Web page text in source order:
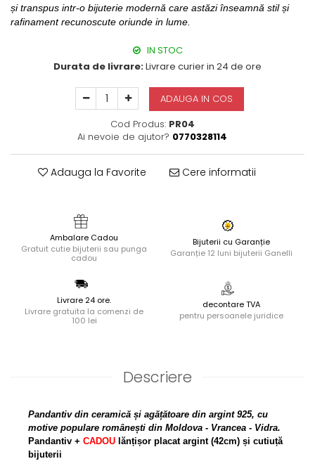
și transpus intr-o bijuterie modernă care astăzi înseamnă stil și
rafinament recunoscute oriunde in lume.
IN STOC
Durata de livrare:Livrare curier in 24 de ore
ADAUGA IN COS
Cod Produs: PR04
Ai nevoie de ajutor? 0770328114
Adauga la Favorite Cere informatii
Ambalare Cadou
Gratuit cutie bijuterii sau punga
cadou
Bijuterii cu Garanție
Garanție 12 luni bijuterii Ganelli
Livrare 24 ore.
Livrare gratuita la comenzi de
100 lei
decontare TVA
pentru persoanele juridice
Descriere
Pandantiv din ceramică și agățătoare din argint 925, cu
motive populare românești din Moldova - Vrancea - Vidra.
Pandantiv + CADOU lănțișor placat argint (42cm) și cutiuță
bijuterii